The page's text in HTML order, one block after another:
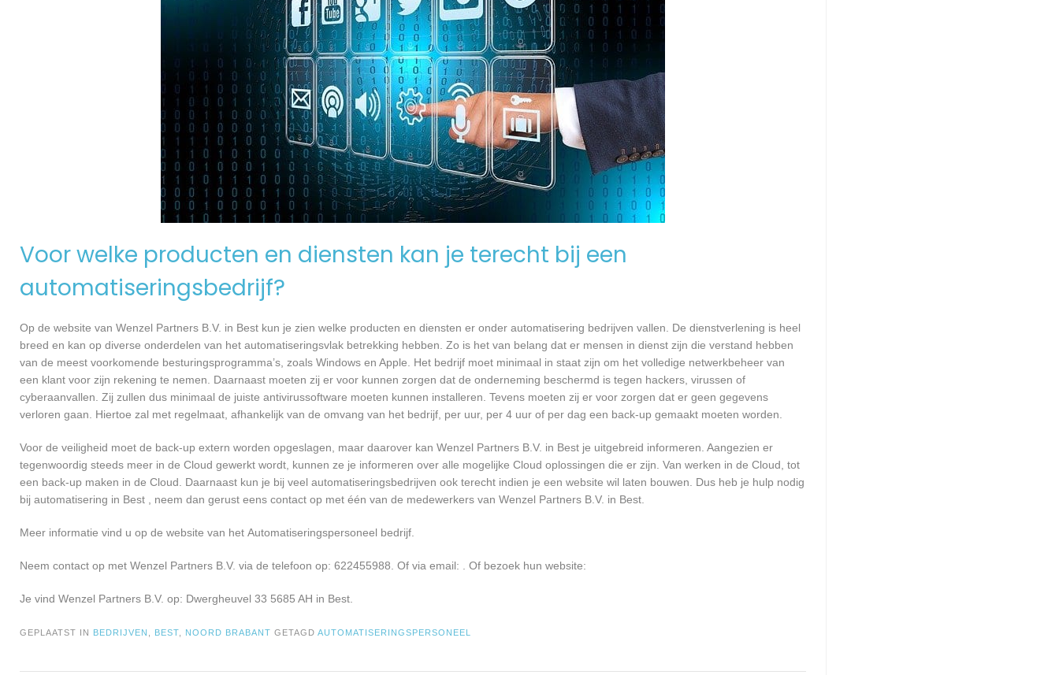
Voor welke producten en diensten kan je terecht bij een
automatiseringsbedrijf?
Op de website van Wenzel Partners B.V. in Best kun je zien welke producten en diensten er onder automatisering bedrijven vallen. De dienstverlening is heel
breed en kan op diverse onderdelen van het automatiseringsvlak betrekking hebben. Zo is het van belang dat er mensen in dienst zijn die verstand hebben
van de meest voorkomende besturingsprogramma’s, zoals Windows en Apple. Het bedrijf moet minimaal in staat zijn om het volledige netwerkbeheer van
een klant voor zijn rekening te nemen. Daarnaast moeten zij er voor kunnen zorgen dat de onderneming beschermd is tegen hackers, virussen of
cyberaanvallen. Zij zullen dus minimaal de juiste antivirussoftware moeten kunnen installeren. Tevens moeten zij er voor zorgen dat er geen gegevens
verloren gaan. Hiertoe zal met regelmaat, afhankelijk van de omvang van het bedrijf, per uur, per 4 uur of per dag een back-up gemaakt moeten worden.
Voor de veiligheid moet de back-up extern worden opgeslagen, maar daarover kan Wenzel Partners B.V. in Best je uitgebreid informeren. Aangezien er
tegenwoordig steeds meer in de Cloud gewerkt wordt, kunnen ze je informeren over alle mogelijke Cloud oplossingen die er zijn. Van werken in de Cloud, tot
een back-up maken in de Cloud. Daarnaast kun je bij veel automatiseringsbedrijven ook terecht indien je een website wil laten bouwen. Dus heb je hulp nodig
bij automatisering in Best , neem dan gerust eens contact op met één van de medewerkers van Wenzel Partners B.V. in Best.
Meer informatie vind u op de website van het Automatiseringspersoneel bedrijf.
Neem contact op met Wenzel Partners B.V. via de telefoon op: 622455988. Of via email: . Of bezoek hun website:
Je vind Wenzel Partners B.V. op: Dwergheuvel 33 5685 AH in Best.
GEPLAATST IN BEDRIJVEN BEST NOORD BRABANT GETAGD AUTOMATISERINGSPERSONEEL